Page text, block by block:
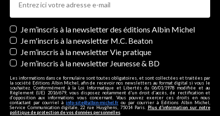
Newsletters
Je m’inscris à la newsletter des éditions Albin Michel
Je m'inscris à la newsletter M.C. Beaton
Je m’inscris à la newsletter Vie pratique
Je m’inscris à la newsletter Jeunesse & BD
Les informations dans ce formulaire sont toutes obligatoires, et sont collectées et traitées par
la société Editions Albin Michel, afin de recevoir nos newsletters au format digital si vous le
souhaitez. Conformément à la Loi Informatique et Libertés du 06/01/1978 modifiée et au
Règlement (UE) 2016/679, vous disposez notamment d'un droit d'accès, de rectification et
d’opposition aux informations vous concernant. Vous pouvez exercer ces droits en nous
contactant par courriel à info-site@albin-michel.fr ou par courrier à Editions Albin Michel,
Service Communication digitale, 22 rue Huyghens, 75014 Paris. Plus d’information sur notre
politique de protection de vos données personnelles